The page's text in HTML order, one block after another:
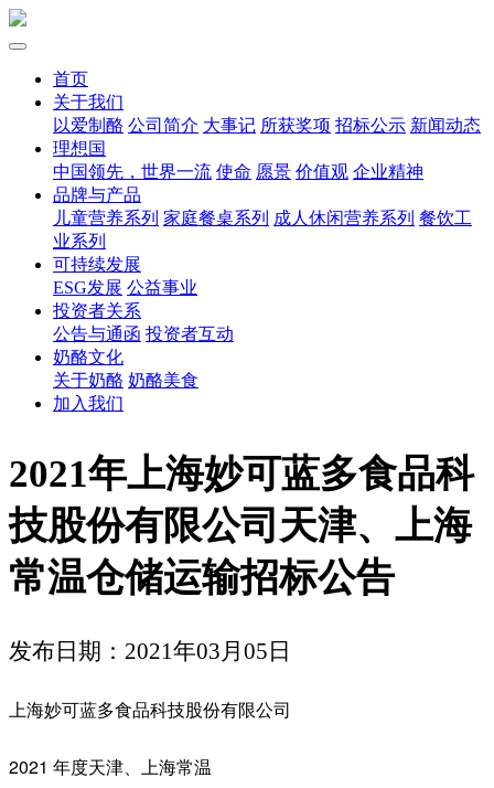
首页
关于我们
以爱制酪 公司简介 大事记 所获奖项 招标公示 新闻动态
理想国
中国领先，世界一流 使命 愿景 价值观 企业精神
品牌与产品
儿童营养系列 家庭餐桌系列 成人休闲营养系列 餐饮工
业系列
可持续发展
ESG发展 公益事业
投资者关系
公告与通函 投资者互动
奶酪文化
关于奶酪 奶酪美食
加入我们
2021年上海妙可蓝多食品科
技股份有限公司天津、上海
常温仓储运输招标公告
发布日期：2021年03月05日
上海妙可蓝多食品科技股份有限公司
2021 年度天津、上海常温